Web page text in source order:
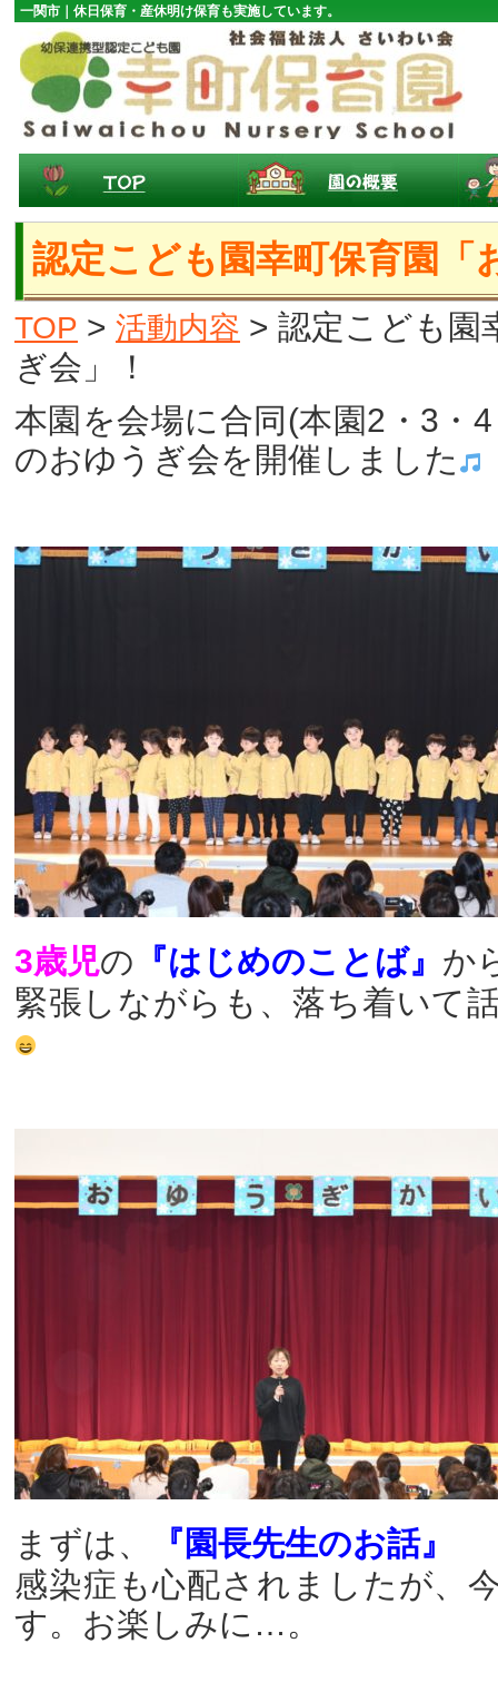
一関市｜休日保育・産休明け保育も実施しています。
認定こども園幸町保育園「
TOP > 活動内容 > 認定こども園
ぎ会」！
本園を会場に合同(本園2・3・
のおゆうぎ会を開催しました
3歳児の 『はじめのことば』 か
緊張しながらも、落ち着いて
まずは、
『園長先生のお話』
感染症も心配されましたが、
す。お楽しみに…。